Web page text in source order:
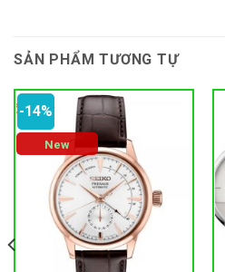
SẢN PHẨM TƯƠNG TỰ
-14%
New